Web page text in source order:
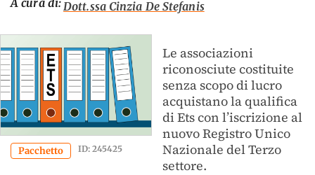
A cura di:Dott.ssa Cinzia De Stefanis
Pacchetto ID: 245425
Le associazioni
riconosciute costituite
senza scopo di lucro
acquistano la qualifica
di Ets con l’iscrizione al
nuovo Registro Unico
Nazionale del Terzo
settore.